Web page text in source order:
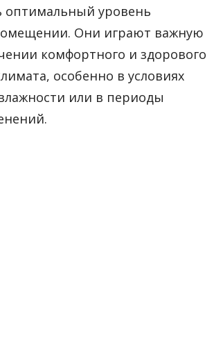
оптимальный уровень
Они играют важную
комфортного и здорового
особенно в условиях
или в периоды